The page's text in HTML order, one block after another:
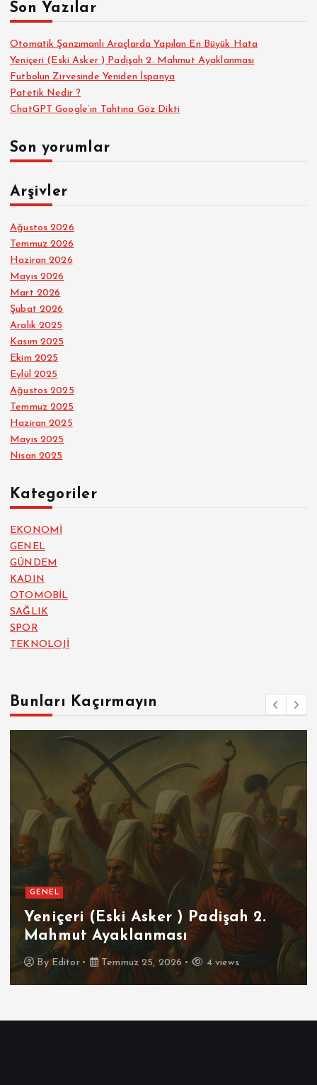
:Son Yazılar
Otomatik Şanzımanlı Araçlarda Yapılan En Büyük Hata
Yeniçeri (Eski Asker ) Padişah 2. Mahmut Ayaklanması
Futbolun Zirvesinde Yeniden İspanya
Patetik Nedir ?
ChatGPT Google’ın Tahtına Göz Dikti
Son yorumlar
Arşivler
Ağustos 2026
Temmuz 2026
Haziran 2026
Mayıs 2026
Mart 2026
Şubat 2026
Aralık 2025
Kasım 2025
Ekim 2025
Eylül 2025
Ağustos 2025
Temmuz 2025
Haziran 2025
Mayıs 2025
Nisan 2025
Kategoriler
EKONOMİ
GENEL
GÜNDEM
KADIN
OTOMOBİL
SAĞLIK
SPOR
TEKNOLOJİ
Bunları Kaçırmayın
GENEL
Yeniçeri (Eski Asker ) Padişah 2.
Mahmut Ayaklanması
ByEditor Temmuz 25, 2026 4 views